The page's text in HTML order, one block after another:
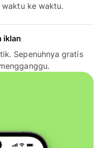
ke waktu.
iklan
Sepenuhnya gratis